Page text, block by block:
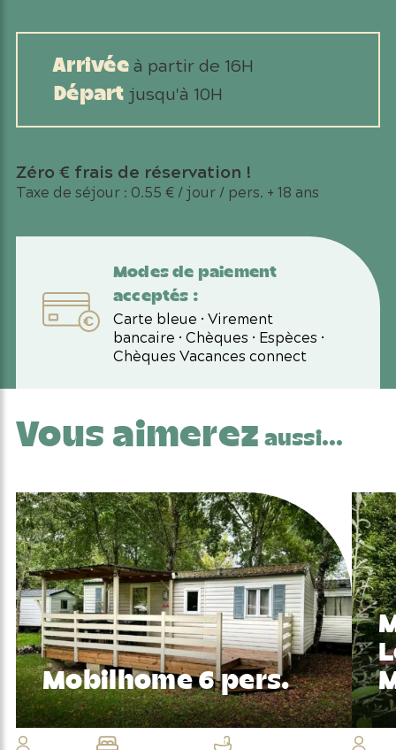
Arrivéeà partir de 16H
Départ jusqu'à 10H
Zéro € frais de réservation !
Taxe de séjour : 0.55 € / jour / pers. + 18 ans
Modes de paiement
acceptés :
Carte bleue • Virement
bancaire • Chèques • Espèces •
Chèques Vacances connect
Vous aimerez aussi...
Mobilhome6 pers.
Modernité et indépendance pour petits
et grands